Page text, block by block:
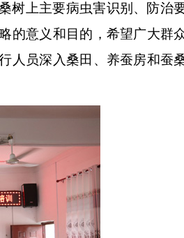
树上主要病虫害识别、防治
的意义和目的，希望广大群
人员深入桑田、养蚕房和蚕